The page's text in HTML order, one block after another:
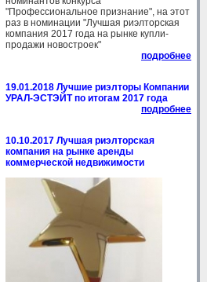
"Профессиональное признание", на этот
раз в номинации "Лучшая риэлторская
компания 2017 года на рынке купли-
продажи новостроек"
подробнее
19.01.2018 Лучшие риэлторы Компании
УРАЛ-ЭСТЭЙТ по итогам 2017 года
подробнее
10.10.2017 Лучшая риэлторская
компания на рынке аренды
коммерческой недвижимости